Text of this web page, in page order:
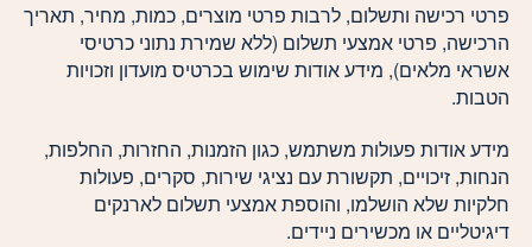
פרטי רכישה ותשלום, לרבות פרטי מוצרים, כמות, מחיר, תאריך
הרכישה, פרטי אמצעי תשלום (ללא שמירת נתוני כרטיסי
אשראי מלאים), מידע אודות שימוש בכרטיס מועדון וזכויות
הטבות.
מידע אודות פעולות משתמש, כגון הזמנות, החזרות, החלפות,
הנחות, זיכויים, תקשורת עם נציגי שירות, סקרים, פעולות
חלקיות שלא הושלמו, והוספת אמצעי תשלום לארנקים
דיגיטליים או מכשירים ניידים.